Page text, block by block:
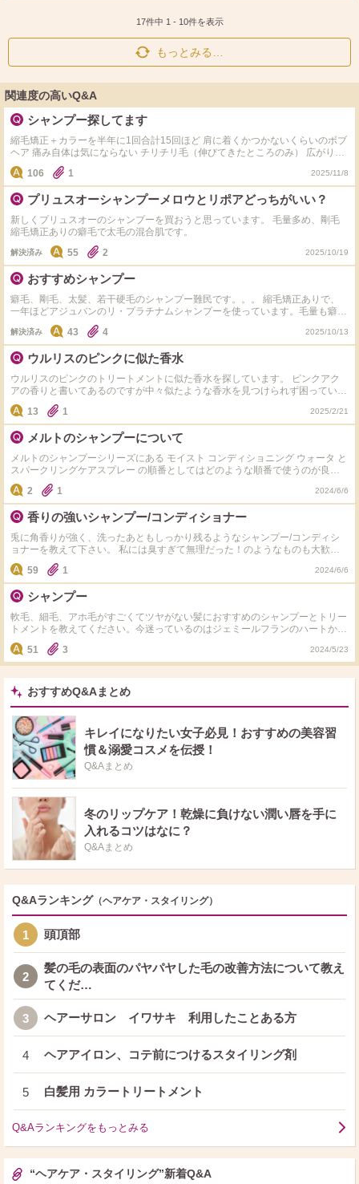
ただ、私はせっけんオンリーではなく、インバストリート
ちょっと邪道かもしれません。
（ボディ用にはサボンドマルセイユなど、オリーブオイル
の
せっけんを使用中。基本、せっけん好きです。）
パーマもエアウェーブやデジタルパーマなど、ずっとかけ
て
ウエーブヘアにしています。髪質もあるかもしれませんが
ちゃんとかかりますし、長持ちしてます。
私もネットでクチコミなどチェックすることが多いですが
自分の肌質、髪質と使用感、使用方法などに合ったものを
それぞれ使えばいいのかなと、都合よく（笑）解釈してい
ます。
周囲にパックスナチュロンを使っている方がいないので
ついしゃしゃり出て、失礼致しました
17件中 1 - 10件を表示
もっとみる…
関連度の高いQ&A
シャンプー探してます
縮毛矯正＋カラーを半年に1回合計15回ほど 肩に着くかつかないくらいのボブ
ヘア 痛み自体は気にならない チリチリ毛（伸びてきたところのみ） 広がりが
ち 抜け毛多め（人の倍くらいに毛の量が多いため禿げてはない） 人より多く
汗をかくため頭皮がすぐ痒くなりがち＋出来物がよくできる 剛毛だと思いま
す。手ぐしで下手すると手が切れます。櫛の解くとこ？1本が折れます 絡まり
自体はそんなに気にならない とにかく泡立ちがよく手触りがサラサラになる
ものを探してます。 水分多め？キシキシしない＋まとまりが作れるといいな
と思います meltのピンク（一度使用）といち髪（多分黒かな？1週間）はびっ
くりするくらい髪の毛がキシキシになりました 今は&ハニーのピンクを使って
おります。 ウルリスは泡が重かったのと匂いが無理でした。BOTANIST（1回
使用）あまり覚えてませんが洗い上がりが酷かった気がします。 次にアンド
106 1 2025/11/8
プリュスオーシャンプーメロウとリポアどっちがいい？
新しくプリュスオーのシャンプーを買おうと思っています。 毛量多め、剛毛
縮毛矯正ありの癖毛で太毛の混合肌です。
解決済み 55 2 2025/10/19
おすすめシャンプー
癖毛、剛毛、太髪、若干硬毛のシャンプー難民です。。。 縮毛矯正ありで、
一年ほどアジュバンのリ・プラチナムシャンプーを使っています。毛量も癖も
ある程度抑えられていて悪くはないのですが、ぼさっとしていてサラサラ感が
なく困っています。おすすめのシャンプーありましたら教えてください。混合
肌で、髪が乾燥するタイプかべたつくタイプかはよくわかりません。
解決済み 43 4 2025/10/13
ウルリスのピンクに似た香水
ウルリスのピンクのトリートメントに似た香水を探しています。 ピンクアク
アの香りと書いてあるのですが中々似たような香水を見つけられず困っていま
す。価格帯は問いませんので教えて頂けると嬉しいです。
13 1 2025/2/21
メルトのシャンプーについて
メルトのシャンプーシリーズにある モイスト コンディショニング ウォータ と
スパークリングケアスプレー の順番としてはどのような順番で使うのが良い
ですか？ 公式ホームページを見てもよく分からなかったので質問しました。
2 1 2024/6/6
香りの強いシャンプー/コンディショナー
兎に角香りが強く、洗ったあともしっかり残るようなシャンプー/コンディシ
ョナーを教えて下さい。 私には臭すぎて無理だった！のようなものも大歓迎
です！ 理想は爽やかなものよりも、甘い香りです。 普段はサロン専売品を使
用しています。 しっとりとした仕上がりのものが好きなので、使用感も併せ
て教えて頂ければ幸いです。
59 1 2024/6/6
シャンプー
軟毛、細毛、アホ毛がすごくてツヤがない髪におすすめのシャンプーとトリー
トメントを教えてください。今迷っているのはジェミールフランのハートかヒ
ートグロスのsです。
51 3 2024/5/23
おすすめQ&Aまとめ
キレイになりたい女子必見！おすすめの美容習
慣＆溺愛コスメを伝授！
Q&Aまとめ
冬のリップケア！乾燥に負けない潤い唇を手に
入れるコツはなに？
Q&Aまとめ
Q&Aランキング （ヘアケア・スタイリング）
1 頭頂部
2
髪の毛の表面のパヤパヤした毛の改善方法について教え
てくだ…
3 ヘアーサロン イワサキ 利用したことある方
4 ヘアアイロン、コテ前につけるスタイリング剤
5 白髪用 カラートリートメント
Q&Aランキングをもっとみる
“ヘアケア・スタイリング”新着Q&A